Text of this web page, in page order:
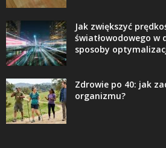
Jak zwiększyć
światłowodowego w
sposoby
Zdrowie po 40: jak
organizmu?